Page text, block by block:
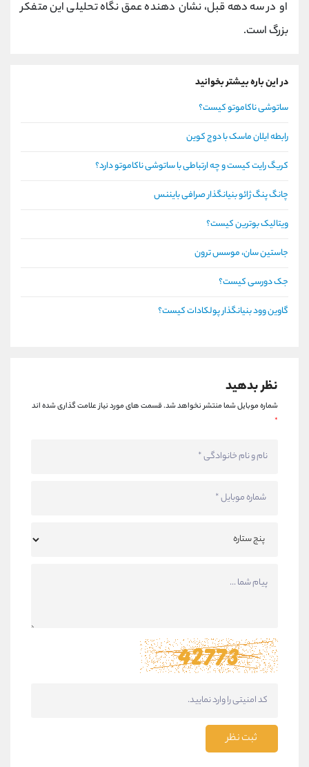
او در سه دهه قبل، نشان ‌دهنده عمق نگاه تحلیلی این متفکر
بزرگ است.
در این باره بیشتر بخوانید
ساتوشی ناکاموتو کیست؟
رابطه ایلان ماسک با دوج کوین
کریگ رایت کیست و چه ارتباطی با ساتوشی ناکاموتو دارد؟
چانگ پنگ ژائو بنیانگذار صرافی بایننس
ویتالیک بوترین کیست؟
جاستین سان، موسس ترون
جک دورسی کیست؟
گاوین وود بنیانگذار پولکادات کیست؟
نظر بدهید
شماره موبایل شما منتشر نخواهد شد.قسمت های مورد نیاز علامت گذاری شده اند
*
ثبت نظر